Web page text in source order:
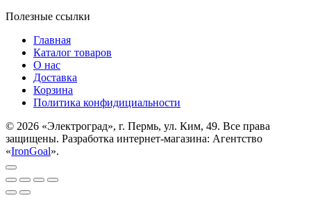
Полезные ссылки
Главная
Каталог товаров
О нас
Доставка
Корзина
Политика конфидициальности
© 2026 «Электроград», г. Пермь, ул. Ким, 49. Все права
защищены. Разработка интернет-магазина: Агентство
«IronGoal».